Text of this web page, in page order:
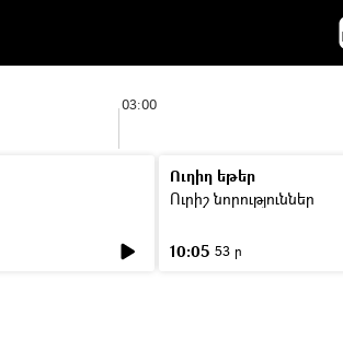
03:00
Ուղիղ եթեր
Ուրիշ նորություններ
10:05 53 ր